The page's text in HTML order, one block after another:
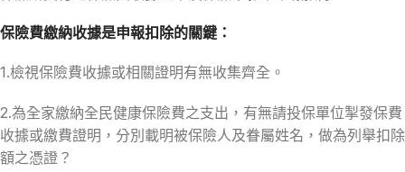
保險費繳納收據是申報扣除的關鍵：
1.檢視保險費收據或相關證明有無收集齊全。
2.為全家繳納全民健康保險費之支出，有無請投保單位掣發保費
收據或繳費證明，分別載明被保險人及眷屬姓名，做為列舉扣除
額之憑證？